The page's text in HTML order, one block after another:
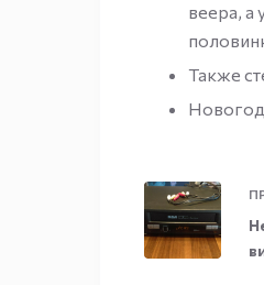
веера, а
Также